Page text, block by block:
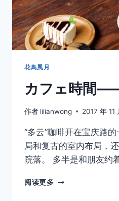
花鳥風月
カフェ時間
作者 lilianwong 2017 年 11
“多云”咖啡开在宝庆路
局和复古的室内布局，
院落。 多半是和朋友约
阅读更多